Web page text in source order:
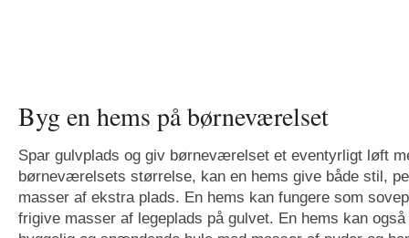
Byg en hems på børneværelset
Spar gulvplads og giv børneværelset et eventyrligt løft
børneværelsets størrelse, kan en hems give både stil,
masser af ekstra plads. En hems kan fungere som
frigive masser af legeplads på gulvet. En hems kan